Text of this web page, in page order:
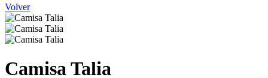
Volver
Camisa Talia